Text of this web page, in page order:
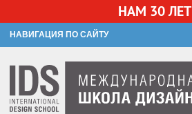
НАМ 30 ЛЕТ
НАВИГАЦИЯ ПО САЙТУ